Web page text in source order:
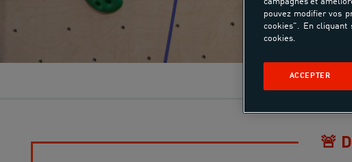
🚨
pouvez modifier vos
cookies". En cliquant
cookies.
ACCEPTER